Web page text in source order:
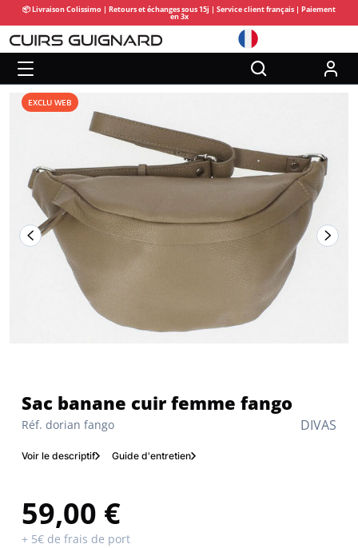
📦 Livraison Colissimo | Retours et échanges sous 15j | Service client français | Paiement
en 3x
DIVAS
Réf. dorian fango
Sac banane cuir femme fango
Voir le descriptif Guide d'entretien
59,00 €
+ 5€ de frais de port
EXCLU WEB